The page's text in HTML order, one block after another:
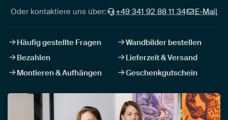
Oder kontaktiere uns über: +49 341 92 88 11 34 E-Mail
Häufig gestellte Fragen
Wandbilder bestellen
Bezahlen
Lieferzeit & Versand
Montieren & Aufhängen
Geschenkgutschein